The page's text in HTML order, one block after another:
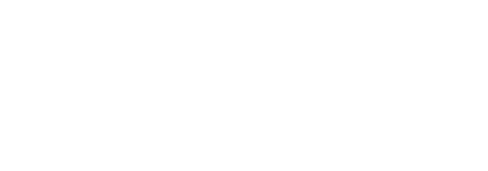
zavedením prípadných hygienických či protiepidemických opatrení